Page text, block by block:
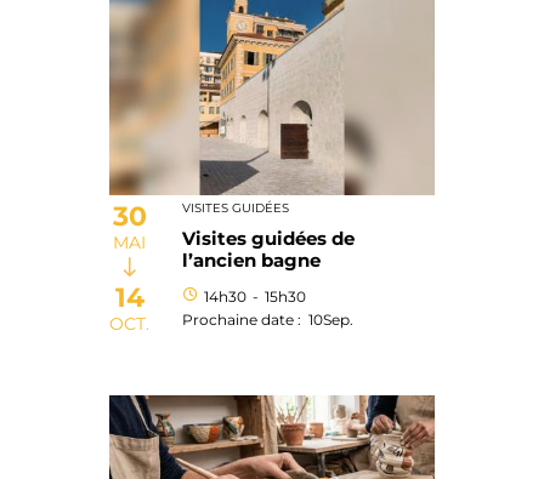
VISITES GUIDÉES
Visites guidées de
l’ancien bagne
14h30 - 15h30
Prochaine date : 10Sep.
30
MAI
14
OCT.